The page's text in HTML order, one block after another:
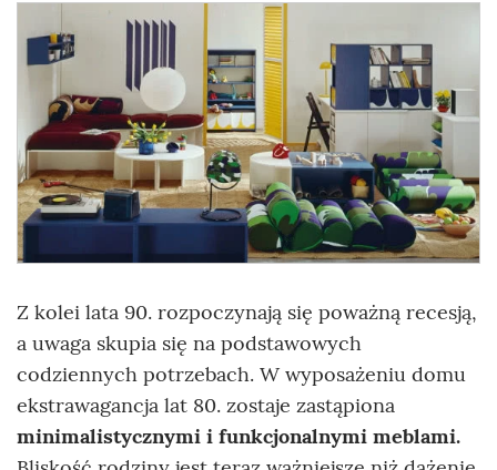
Z kolei lata 90. rozpoczynają się poważną recesją,
a uwaga skupia się na podstawowych
codziennych potrzebach. W wyposażeniu domu
ekstrawagancja lat 80. zostaje zastąpiona
minimalistycznymi i funkcjonalnymi meblami.